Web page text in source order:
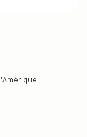
par animal et
soumis à
Les